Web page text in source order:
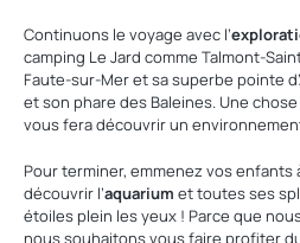
Continuons le voyage avec l’
camping Le Jard comme Talmont-
Faute-sur-Mer et sa superbe pointe
et son phare des Baleines. Une
vous fera découvrir un
Pour terminer, emmenez vos enfants
découvrir l’aquarium et toutes ses
étoiles plein les yeux ! Parce que
nous souhaitons vous faire profiter